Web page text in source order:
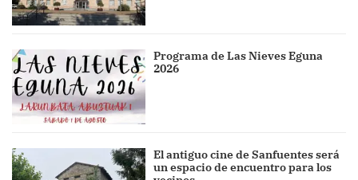
Programa de Las Nieves Eguna
2026
El antiguo cine de Sanfuentes será
un espacio de encuentro para los